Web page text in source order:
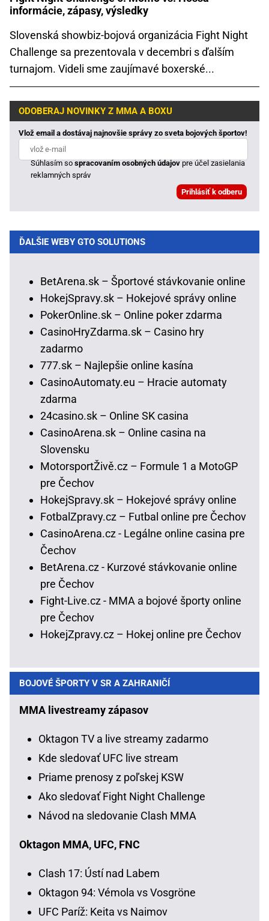
informácie, zápasy, výsledky
Slovenská showbiz-bojová organizácia Fight Night
Challenge sa prezentovala v decembri s ďalším
turnajom. Videli sme zaujímavé boxerské...
ODOBERAJ NOVINKY Z MMA A BOXU
Vlož email a dostávaj najnovšie správy zo sveta bojových športov!
Súhlasím sospracovaním osobných údajovpre účel zasielania
reklamných správ
ĎALŠIE WEBY GTO SOLUTIONS
BetArena.sk – Športové stávkovanie online
HokejSpravy.sk – Hokejové správy online
PokerOnline.sk – Online poker zdarma
CasinoHryZdarma.sk – Casino hry
zadarmo
777.sk – Najlepšie online kasína
CasinoAutomaty.eu – Hracie automaty
zdarma
24casino.sk – Online SK casina
CasinoArena.sk – Online casina na
Slovensku
MotorsportŽivě.cz – Formule 1 a MotoGP
pre Čechov
HokejSpravy.sk – Hokejové správy online
FotbalZpravy.cz – Futbal online pre Čechov
CasinoArena.cz - Legálne online casina pre
Čechov
BetArena.cz - Kurzové stávkovanie online
pre Čechov
Fight-Live.cz - MMA a bojové športy online
pre Čechov
HokejZpravy.cz – Hokej online pre Čechov
BOJOVÉ ŠPORTY V SR A ZAHRANIČÍ
MMA livestreamy zápasov
Oktagon TV a live streamy zadarmo
Kde sledovať UFC live stream
Priame prenosy z poľskej KSW
Ako sledovať Fight Night Challenge
Návod na sledovanie Clash MMA
Oktagon MMA, UFC, FNC
Clash 17: Ústí nad Labem
Oktagon 94: Vémola vs Vosgröne
UFC Paríž: Keita vs Naimov